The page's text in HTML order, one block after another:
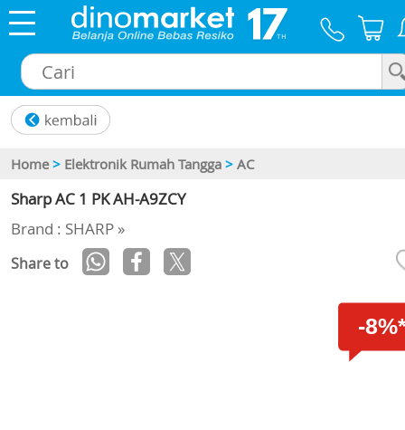
Home > Elektronik Rumah Tangga > AC
Sharp AC 1 PK AH-A9ZCY
Brand : SHARP »
Share to
-